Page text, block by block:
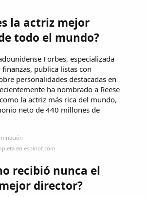
la actriz mejor
todo el mundo?
Forbes, especializada
publica listas con
personalidades destacadas en
ha nombrado a Reese
la actriz más rica del mundo,
neto de 440 millones de
en espinof.com
recibió nunca el
director?